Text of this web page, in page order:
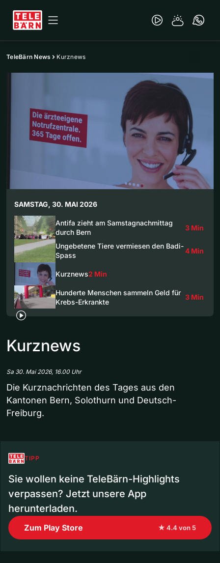
TeleBärn News Kurznews
SAMSTAG, 30. MAI 2026
Antifa zieht am Samstagnachmittag
durch Bern
3 Min
Ungebetene Tiere vermiesen den Badi-
Spass
4 Min
Kurznews2 Min
Hunderte Menschen sammeln Geld für
Krebs-Erkrankte
3 Min
Kurznews
Sa 30. Mai 2026, 16.00 Uhr
Die Kurznachrichten des Tages aus den
Kantonen Bern, Solothurn und Deutsch-
Freiburg.
TIPP
Sie wollen keine TeleBärn-Highlights
verpassen? Jetzt unsere App
herunterladen.
Zum Play Store ★ 4.4 von 5